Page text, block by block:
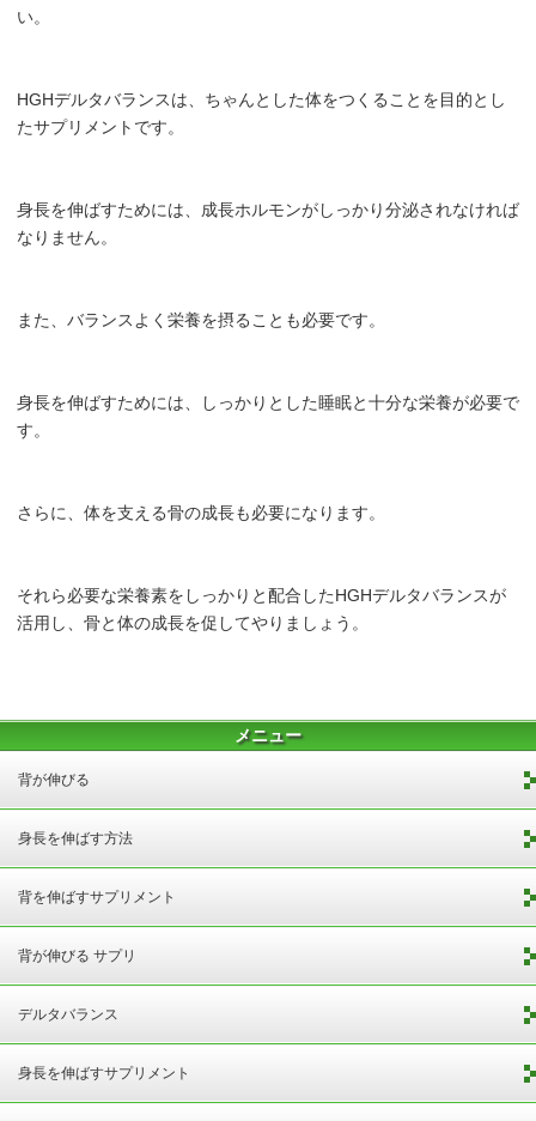
い。
HGHデルタバランスは、ちゃんとした体をつくることを目的とし
たサプリメントです。
身長を伸ばすためには、成長ホルモンがしっかり分泌されなければ
なりません。
また、バランスよく栄養を摂ることも必要です。
身長を伸ばすためには、しっかりとした睡眠と十分な栄養が必要で
す。
さらに、体を支える骨の成長も必要になります。
それら必要な栄養素をしっかりと配合したHGHデルタバランスが
活用し、骨と体の成長を促してやりましょう。
メニュー
背が伸びる
身長を伸ばす方法
背を伸ばすサプリメント
背が伸びる サプリ
デルタバランス
身長を伸ばすサプリメント